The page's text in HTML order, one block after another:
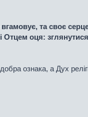
та своє
Отцем оця:
ознака, а Дух